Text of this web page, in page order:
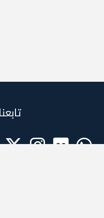
تابعنا